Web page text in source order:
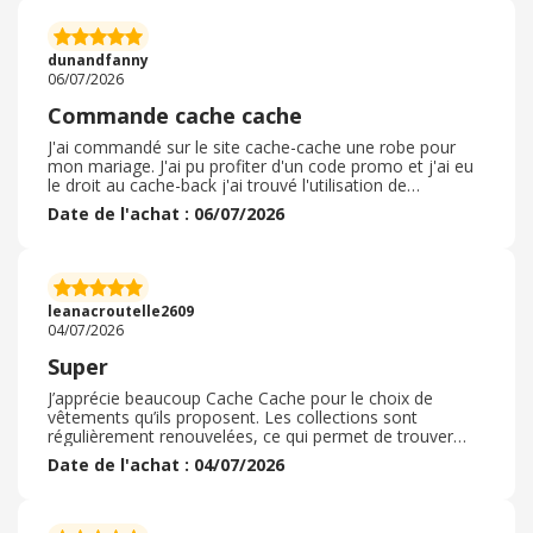
fois. Cela m'a permis d'économiser un peu d'argent.... Je
n'ai pas rencontré de problème particulier lors de cet
achat, tout s'est bien passé...
dunandfanny
06/07/2026
Commande cache cache
J'ai commandé sur le site cache-cache une robe pour
mon mariage. J'ai pu profiter d'un code promo et j'ai eu
le droit au cache-back j'ai trouvé l'utilisation de
l'application facile et j'ai pu faire de mon téléphone
directement. Pas besoin de passer. Par un ordinateur j'ai
recommande l"application cache-back, je trouve cela
vraiment génial et ça permet de faire des économies.
Rien de compliqué
Date de l'achat : 06/07/2026
leanacroutelle2609
04/07/2026
Super
J’apprécie beaucoup Cache Cache pour le choix de
vêtements qu’ils proposent. Les collections sont
régulièrement renouvelées, ce qui permet de trouver
facilement des pièces tendance tout en restant
accessibles. Les vêtements offrent un bon rapport
Date de l'achat : 04/07/2026